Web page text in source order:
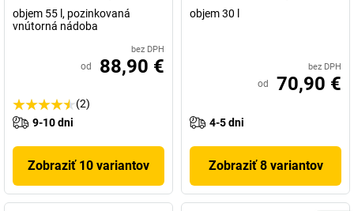
objem 55 l, pozinkovaná
vnútorná nádoba
bez DPH
od 88,90 €
(2)
9-10 dni
Zobraziť 10 variantov
objem 30 l
bez DPH
od 70,90 €
4-5 dni
Zobraziť 8 variantov